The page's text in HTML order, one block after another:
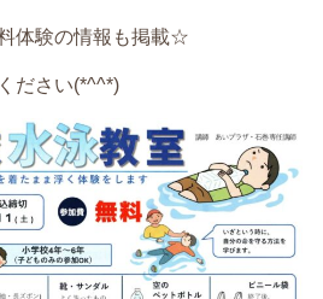
体験の情報も掲載☆
ださい(*^^*)